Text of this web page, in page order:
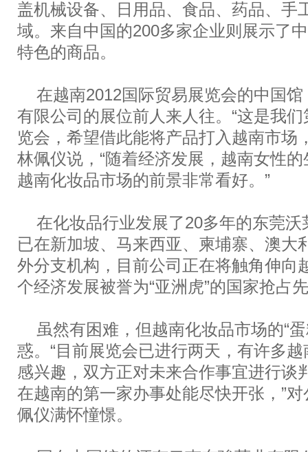
盖机械设备、日用品、食品、药品、手
域。来自中国的200多家企业则展示了
特色的商品。
在越南2012国际贸易展览会的中国馆
有限公司的展位前人来人往。“这是我
览会，希望借此能将产品打入越南市场
林佩仪说，“随着经济发展，越南女性
越南化妆品市场的前景非常看好。”
在化妆品行业发展了20多年的东莞沃
已在新加坡、马来西亚、柬埔寨、澳大
外分支机构，目前公司正在将触角伸向
个经济发展被誉为“亚洲虎”的国家抢占
虽然有困难，但越南化妆品市场的“蛋
惑。“目前展览会已进行两天，有许多
感兴趣，双方正对未来合作事宜进行谈
在越南的第一家办事处能尽快开张，”
佩仪满怀憧憬。